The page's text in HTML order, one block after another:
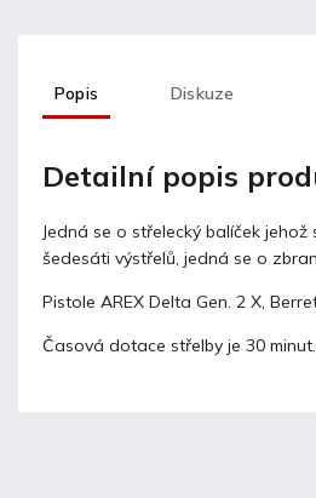
Popis Diskuze
Detailní popis
Jedná se o střelecký balíček
šedesáti výstřelů, jedná se o
Pistole AREX Delta Gen. 2 X,
Časová dotace střelby je 30 minut.